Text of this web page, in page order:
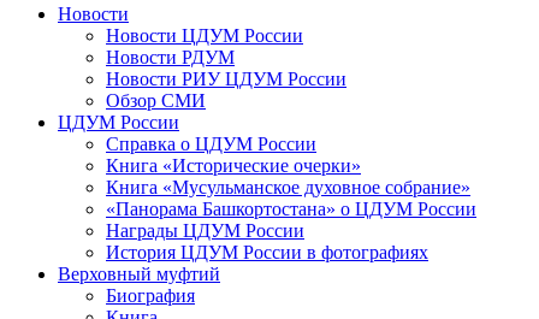
Новости
Новости ЦДУМ России
Новости РДУМ
Новости РИУ ЦДУМ России
Обзор СМИ
ЦДУМ России
Справка о ЦДУМ России
Книга «Исторические очерки»
Книга «Мусульманское духовное собрание»
«Панорама Башкортостана» о ЦДУМ России
Награды ЦДУМ России
История ЦДУМ России в фотографиях
Верховный муфтий
Биография